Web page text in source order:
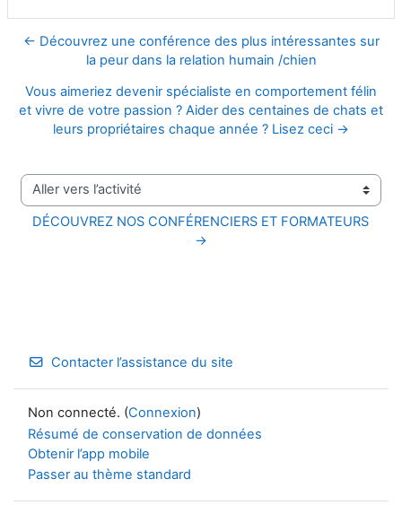
← Découvrez une conférence des plus intéressantes sur
la peur dans la relation humain /chien
Vous aimeriez devenir spécialiste en comportement félin
et vivre de votre passion ? Aider des centaines de chats et
leurs propriétaires chaque année ? Lisez ceci →
Aller vers l’activité
DÉCOUVREZ NOS CONFÉRENCIERS ET FORMATEURS
→
Contacter l’assistance du site
Non connecté. (Connexion)
Résumé de conservation de données
Obtenir l’app mobile
Passer au thème standard